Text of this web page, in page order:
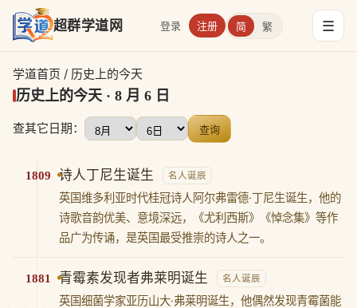
超群学道网 登录 注册 简 繁 ☰
学道首页 / 历史上的今天
历史上的今天 · 8 月 6 日
查其它日期： 查询
1809 诗人丁尼生诞生 名人诞辰
英国维多利亚时代桂冠诗人阿尔弗雷德·丁尼生诞生，他的
诗歌音韵优美、意境深远，《尤利西斯》《悼念集》等作
品广为传诵，是英国最受推崇的诗人之一。
1881 青霉素发现者弗莱明诞生 名人诞辰
英国细菌学家亚历山大·弗莱明诞生，他偶然发现青霉菌能